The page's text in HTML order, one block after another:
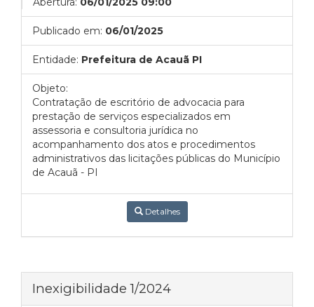
Publicado em: 06/01/2025
Entidade: Prefeitura de Acauã PI
Objeto:
Contratação de escritório de advocacia para
prestação de serviços especializados em
assessoria e consultoria jurídica no
acompanhamento dos atos e procedimentos
administrativos das licitações públicas do Município
de Acauã - PI
Detalhes
Inexigibilidade 1/2024